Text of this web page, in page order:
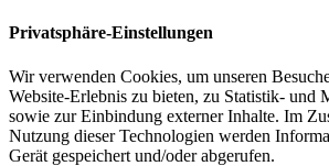
Privatsphäre-Einstellungen
Wir verwenden Cookies, um unseren
Website-Erlebnis zu bieten, zu Statistik- und
sowie zur Einbindung externer Inhalte. Im
Nutzung dieser Technologien werden
Gerät gespeichert und/oder abgerufen.